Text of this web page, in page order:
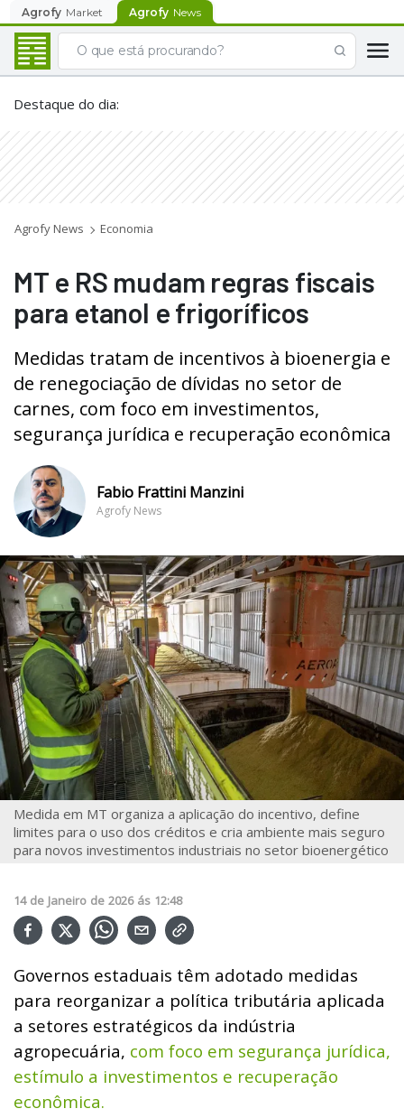
Agrofy Market Agrofy News
Destaque do dia:
Agrofy News Economia
MT e RS mudam regras fiscais
para etanol e frigoríficos
Medidas tratam de incentivos à bioenergia e
de renegociação de dívidas no setor de
carnes, com foco em investimentos,
segurança jurídica e recuperação econômica
Fabio Frattini Manzini
Agrofy News
Medida em MT organiza a aplicação do incentivo, define
limites para o uso dos créditos e cria ambiente mais seguro
para novos investimentos industriais no setor bioenergético
14 de Janeiro de 2026 ás 12:48
Governos estaduais têm adotado medidas
para reorganizar a política tributária aplicada
a setores estratégicos da indústria
agropecuária, com foco em segurança jurídica,
estímulo a investimentos e recuperação
econômica.